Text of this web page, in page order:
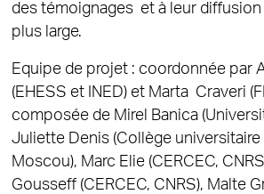
des témoignages et à leur
plus large.
Equipe de projet : coordonnée par
(EHESS et INED) et Marta Craveri
composée de Mirel Banica
Juliette Denis (Collège universitaire
Moscou), Marc Elie (CERCEC,
Gousseff (CERCEC, CNRS), Malte